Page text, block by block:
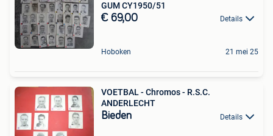
GUM CY1950/51
€ 69,00 Details
Hoboken 21 mei 25
VOETBAL - Chromos - R.S.C.
ANDERLECHT
Bieden Details